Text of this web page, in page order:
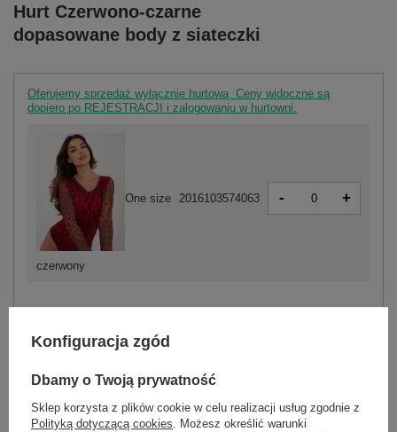
Hurt Czerwono-czarne
dopasowane body z siateczki
Oferujemy sprzedaż wyłącznie hurtową. Ceny widoczne są
dopiero po REJESTRACJI i zalogowaniu w hurtowni.
czerwony
One size 2016103574063 - +
ZALOGUJ SIĘ I ZOBACZ CENĘ
Masz pytanie? Chętnie pomożemy.
Zadzwoń+48 601 547 740 Zadaj pytanie
Konfiguracja zgód
Dbamy o Twoją prywatność
Sklep korzysta z plików cookie w celu realizacji usług zgodnie z
Polityką dotyczącą cookies. Możesz określić warunki